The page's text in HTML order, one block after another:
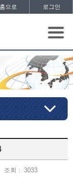
홈으로 로그인
조회 : 3033